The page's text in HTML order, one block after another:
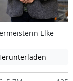
enthält unter
Elke